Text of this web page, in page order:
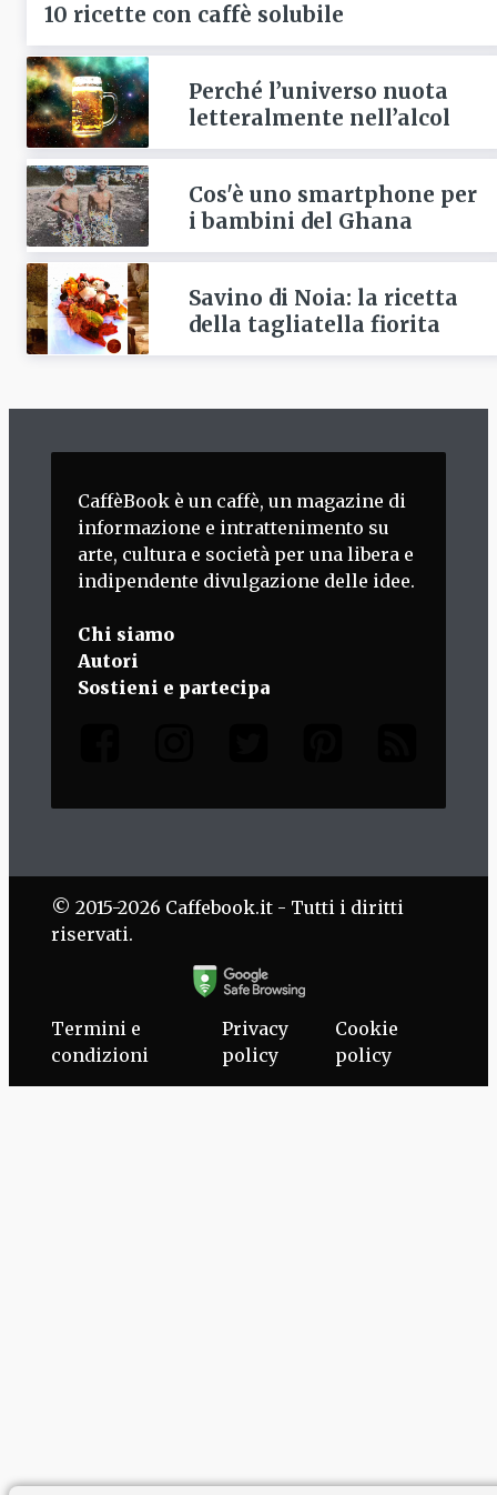
10 ricette con caffè solubile
Perché l’universo nuota
letteralmente nell’alcol
Cos'è uno smartphone per
i bambini del Ghana
Savino di Noia: la ricetta
della tagliatella fiorita
CaffèBook è un caffè, un magazine di
informazione e intrattenimento su
arte, cultura e società per una libera e
indipendente divulgazione delle idee.
Chi siamo
Autori
Sostieni e partecipa
© 2015-2026 Caffebook.it - Tutti i diritti
riservati.
Termini e
condizioni
Privacy
policy
Cookie
policy